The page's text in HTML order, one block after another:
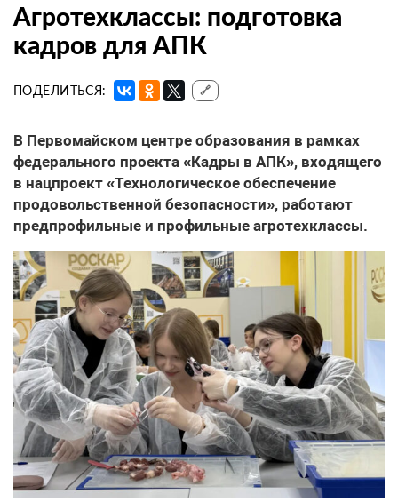
Агротехклассы: подготовка
кадров для АПК
ПОДЕЛИТЬСЯ: 🔗
В Первомайском центре образования в рамках
федерального проекта «Кадры в АПК», входящего
в нацпроект «Технологическое обеспечение
продовольственной безопасности», работают
предпрофильные и профильные агротехклассы.